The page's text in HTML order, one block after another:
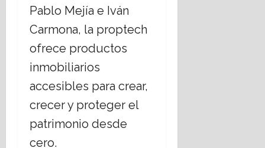
Pablo Mejía e Iván
Carmona, la proptech
ofrece productos
inmobiliarios
accesibles para crear,
crecer y proteger el
patrimonio desde
cero.